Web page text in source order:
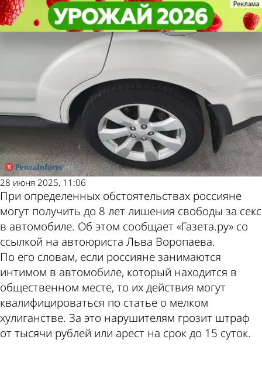
Россияне могут попасть в тюрьму
за секс в автомобиле
В стране и
мире
28 июня 2025, 11:06
При определенных обстоятельствах россияне
могут получить до 8 лет лишения свободы за секс
в автомобиле. Об этом сообщает «Газета.ру» со
ссылкой на автоюриста Льва Воропаева.
По его словам, если россияне занимаются
интимом в автомобиле, который находится в
общественном месте, то их действия могут
квалифицироваться по статье о мелком
хулиганстве. За это нарушителям грозит штраф
от тысячи рублей или арест на срок до 15 суток.
Россияне могут попасть в тюрьму
за секс в автомобиле
В стране и
мире
Последние новости
Погода и курсы
валют в Пензе